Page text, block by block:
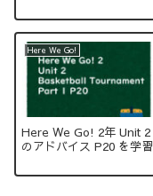
Here We Go!
Here We Go! 2年 Unit
のアドバイス P20 を学